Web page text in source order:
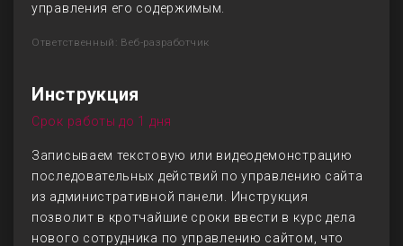
управления его содержимым.
Ответственный: Веб-разработчик
Инструкция
Срок работы до 1 дня
Записываем текстовую или видеодемонстрацию
последовательных действий по управлению сайта
из административной панели. Инструкция
позволит в кротчайшие сроки ввести в курс дела
нового сотрудника по управлению сайтом, что